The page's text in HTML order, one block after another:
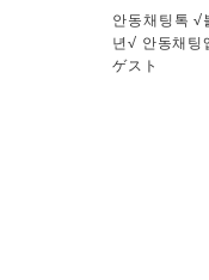
안동채팅톡 √
년√ 안동채팅
ゲスト